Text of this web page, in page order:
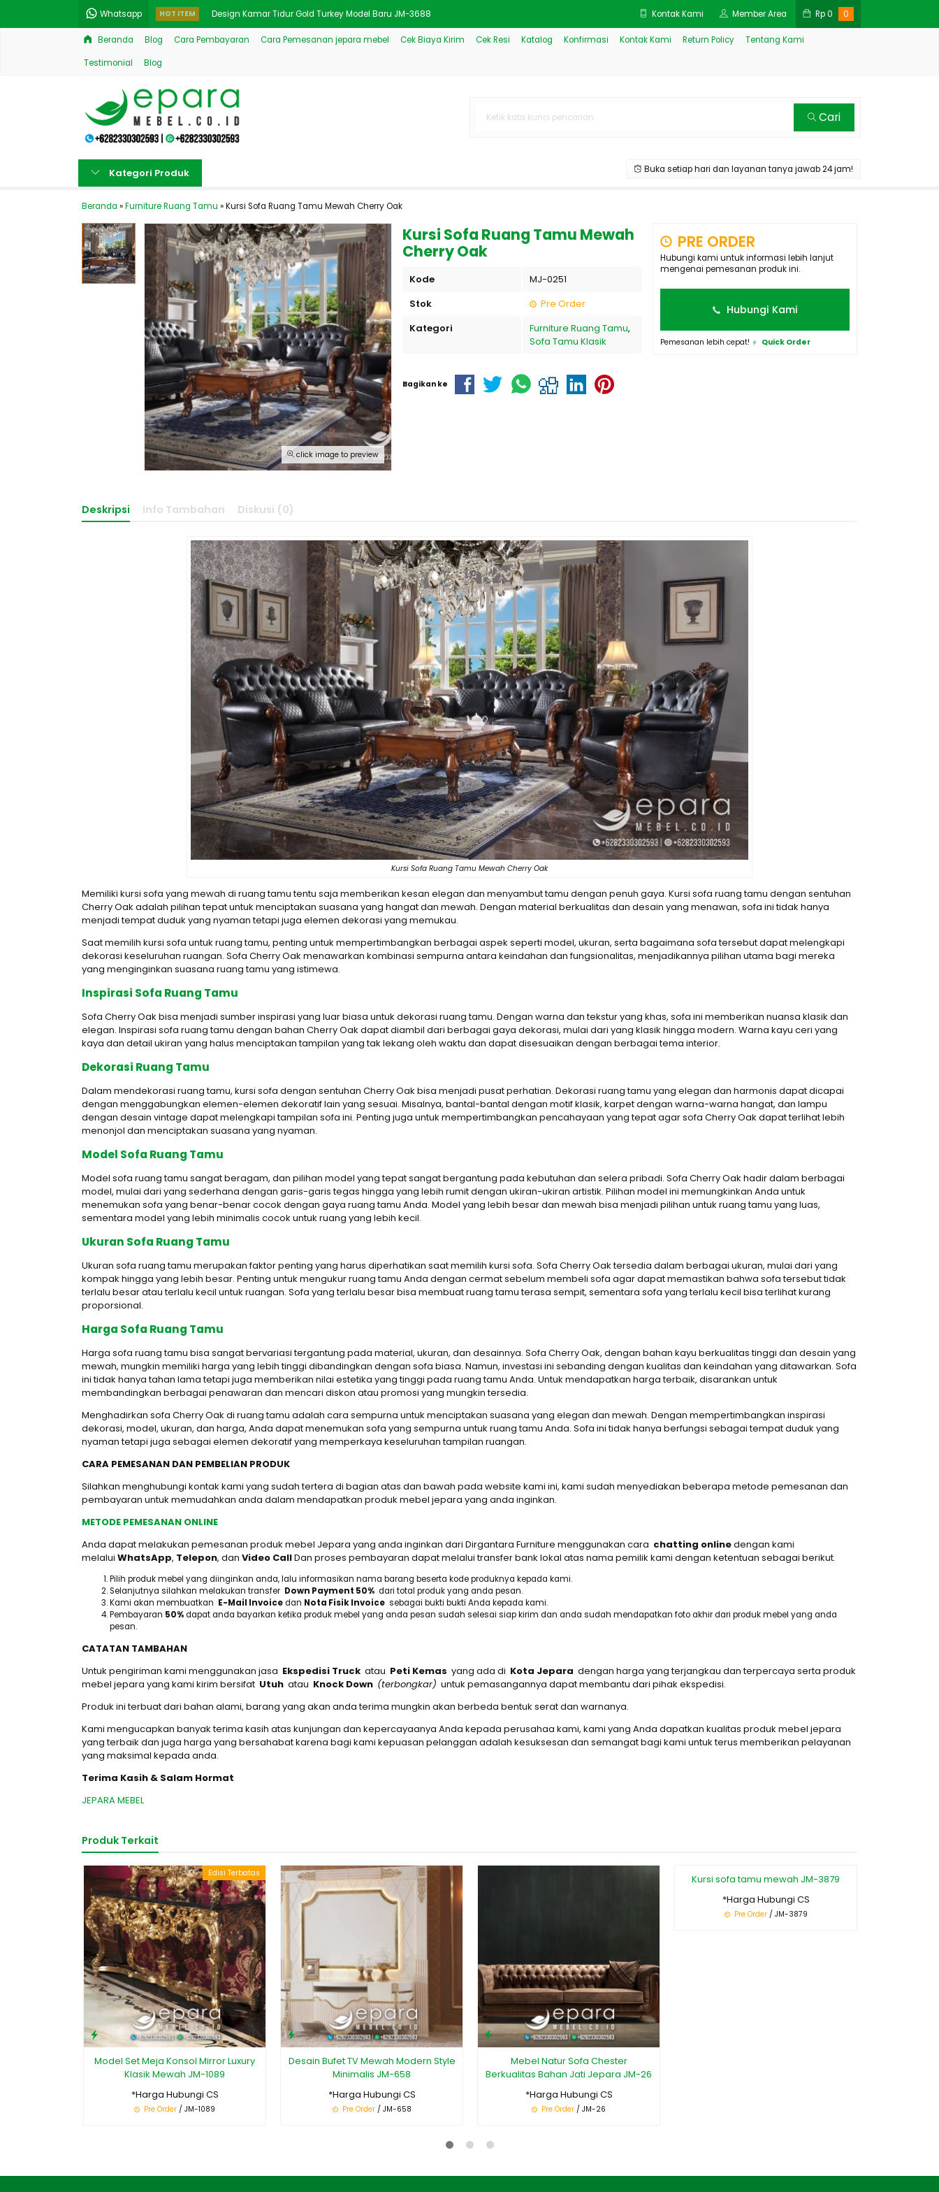
Whatsapp HOT ITEM Design Kamar Tidur Gold Turkey Model Baru JM-3688
Kamar Tidur Sederhana Queen Size Headboard Berumba
Klasik Mewah Bufet TV Jepara Warna Natural JM-340
New Klasik Sofa Ruang Tamu Mewah Jati Jepara JM-39
Model Kitchen Set Mewah Kombinasi Klasik Antik JM-
Kontak Kami Member Area Rp0 0
Beranda Blog Cara Pembayaran Cara Pemesanan jepara mebel Cek Biaya Kirim Cek Resi Katalog Konfirmasi Kontak Kami Return Policy Tentang Kami
Testimonial Blog
Cari
Kategori Produk Buka setiap hari dan layanan tanya jawab 24 jam!
Beranda »Furniture Ruang Tamu »Kursi Sofa Ruang Tamu Mewah Cherry Oak
click image to preview
Kursi Sofa Ruang Tamu Mewah
Cherry Oak
Kode
MJ-0251
Stok
Pre Order
Kategori
Furniture Ruang Tamu,
Sofa Tamu Klasik
PRE ORDER
Hubungi kami untuk informasi lebih lanjut
mengenai pemesanan produk ini.
Hubungi Kami
Pemesanan lebih cepat! Quick Order
Bagikan ke
Deskripsi Info Tambahan Diskusi (0)
Kursi Sofa Ruang Tamu Mewah Cherry Oak
Memiliki kursi sofa yang mewah di ruang tamu tentu saja memberikan kesan elegan dan menyambut tamu dengan penuh gaya. Kursi sofa ruang tamu dengan sentuhan
Cherry Oak adalah pilihan tepat untuk menciptakan suasana yang hangat dan mewah. Dengan material berkualitas dan desain yang menawan, sofa ini tidak hanya
menjadi tempat duduk yang nyaman tetapi juga elemen dekorasi yang memukau.
Saat memilih kursi sofa untuk ruang tamu, penting untuk mempertimbangkan berbagai aspek seperti model, ukuran, serta bagaimana sofa tersebut dapat melengkapi
dekorasi keseluruhan ruangan. Sofa Cherry Oak menawarkan kombinasi sempurna antara keindahan dan fungsionalitas, menjadikannya pilihan utama bagi mereka
yang menginginkan suasana ruang tamu yang istimewa.
Inspirasi Sofa Ruang Tamu
Sofa Cherry Oak bisa menjadi sumber inspirasi yang luar biasa untuk dekorasi ruang tamu. Dengan warna dan tekstur yang khas, sofa ini memberikan nuansa klasik dan
elegan. Inspirasi sofa ruang tamu dengan bahan Cherry Oak dapat diambil dari berbagai gaya dekorasi, mulai dari yang klasik hingga modern. Warna kayu ceri yang
kaya dan detail ukiran yang halus menciptakan tampilan yang tak lekang oleh waktu dan dapat disesuaikan dengan berbagai tema interior.
Dekorasi Ruang Tamu
Dalam mendekorasi ruang tamu, kursi sofa dengan sentuhan Cherry Oak bisa menjadi pusat perhatian. Dekorasi ruang tamu yang elegan dan harmonis dapat dicapai
dengan menggabungkan elemen-elemen dekoratif lain yang sesuai. Misalnya, bantal-bantal dengan motif klasik, karpet dengan warna-warna hangat, dan lampu
dengan desain vintage dapat melengkapi tampilan sofa ini. Penting juga untuk mempertimbangkan pencahayaan yang tepat agar sofa Cherry Oak dapat terlihat lebih
menonjol dan menciptakan suasana yang nyaman.
Model Sofa Ruang Tamu
Model sofa ruang tamu sangat beragam, dan pilihan model yang tepat sangat bergantung pada kebutuhan dan selera pribadi. Sofa Cherry Oak hadir dalam berbagai
model, mulai dari yang sederhana dengan garis-garis tegas hingga yang lebih rumit dengan ukiran-ukiran artistik. Pilihan model ini memungkinkan Anda untuk
menemukan sofa yang benar-benar cocok dengan gaya ruang tamu Anda. Model yang lebih besar dan mewah bisa menjadi pilihan untuk ruang tamu yang luas,
sementara model yang lebih minimalis cocok untuk ruang yang lebih kecil.
Ukuran Sofa Ruang Tamu
Ukuran sofa ruang tamu merupakan faktor penting yang harus diperhatikan saat memilih kursi sofa. Sofa Cherry Oak tersedia dalam berbagai ukuran, mulai dari yang
kompak hingga yang lebih besar. Penting untuk mengukur ruang tamu Anda dengan cermat sebelum membeli sofa agar dapat memastikan bahwa sofa tersebut tidak
terlalu besar atau terlalu kecil untuk ruangan. Sofa yang terlalu besar bisa membuat ruang tamu terasa sempit, sementara sofa yang terlalu kecil bisa terlihat kurang
proporsional.
Harga Sofa Ruang Tamu
Harga sofa ruang tamu bisa sangat bervariasi tergantung pada material, ukuran, dan desainnya. Sofa Cherry Oak, dengan bahan kayu berkualitas tinggi dan desain yang
mewah, mungkin memiliki harga yang lebih tinggi dibandingkan dengan sofa biasa. Namun, investasi ini sebanding dengan kualitas dan keindahan yang ditawarkan. Sofa
ini tidak hanya tahan lama tetapi juga memberikan nilai estetika yang tinggi pada ruang tamu Anda. Untuk mendapatkan harga terbaik, disarankan untuk
membandingkan berbagai penawaran dan mencari diskon atau promosi yang mungkin tersedia.
Menghadirkan sofa Cherry Oak di ruang tamu adalah cara sempurna untuk menciptakan suasana yang elegan dan mewah. Dengan mempertimbangkan inspirasi
dekorasi, model, ukuran, dan harga, Anda dapat menemukan sofa yang sempurna untuk ruang tamu Anda. Sofa ini tidak hanya berfungsi sebagai tempat duduk yang
nyaman tetapi juga sebagai elemen dekoratif yang memperkaya keseluruhan tampilan ruangan.
CARA PEMESANAN DAN PEMBELIAN PRODUK
Silahkan menghubungi kontak kami yang sudah tertera di bagian atas dan bawah pada website kami ini, kami sudah menyediakan beberapa metode pemesanan dan
pembayaran untuk memudahkan anda dalam mendapatkan produk mebel jepara yang anda inginkan.
METODE PEMESANAN ONLINE
Anda dapat melakukan pemesanan produk mebel Jepara yang anda inginkan dari Dirgantara Furniture menggunakan cara chatting onlinedengan kami
melalui WhatsApp, Telepon, dan Video CallDan proses pembayaran dapat melalui transfer bank lokal atas nama pemilik kami dengan ketentuan sebagai berikut.
Pilih produk mebel yang diinginkan anda, lalu informasikan nama barang beserta kode produknya kepada kami.
Selanjutnya silahkan melakukan transfer Down Payment 50% dari total produk yang anda pesan.
Kami akan membuatkan E-Mail Invoicedan Nota Fisik Invoice sebagai bukti bukti Anda kepada kami.
Pembayaran 50%dapat anda bayarkan ketika produk mebel yang anda pesan sudah selesai siap kirim dan anda sudah mendapatkan foto akhir dari produk mebel yang anda
pesan.
CATATAN TAMBAHAN
Untuk pengiriman kami menggunakan jasa Ekspedisi Truck atau Peti Kemas yang ada di Kota Jepara dengan harga yang terjangkau dan terpercaya serta produk
mebel jepara yang kami kirim bersifat Utuh atau Knock Down (terbongkar) untuk pemasangannya dapat membantu dari pihak ekspedisi.
Produk ini terbuat dari bahan alami, barang yang akan anda terima mungkin akan berbeda bentuk serat dan warnanya.
Kami mengucapkan banyak terima kasih atas kunjungan dan kepercayaanya Anda kepada perusahaa kami, kami yang Anda dapatkan kualitas produk mebel jepara
yang terbaik dan juga harga yang bersahabat karena bagi kami kepuasan pelanggan adalah kesuksesan dan semangat bagi kami untuk terus memberikan pelayanan
yang maksimal kepada anda.
Terima Kasih & Salam Hormat
JEPARA MEBEL
Produk Terkait
Edisi Terbatas
Model Set Meja Konsol Mirror Luxury
Klasik Mewah JM-1089
*Harga Hubungi CS
Pre Order / JM-1089
Desain Bufet TV Mewah Modern Style
Minimalis JM-658
*Harga Hubungi CS
Pre Order/ JM-658
Mebel Natur Sofa Chester
Berkualitas Bahan Jati Jepara JM-26
*Harga Hubungi CS
Pre Order / JM-26
Kursi sofa tamu mewah JM-3879
*Harga Hubungi CS
Pre Order/ JM-3879